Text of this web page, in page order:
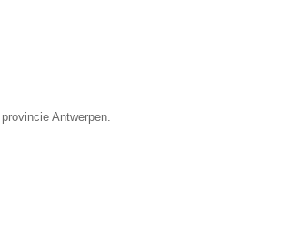
Antwerpen.